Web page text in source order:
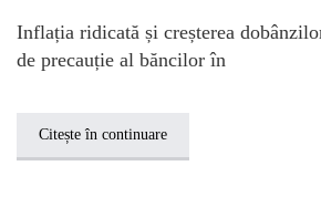
Inflația ridicată și creșterea
de precauție al băncilor în
Citește în continuare